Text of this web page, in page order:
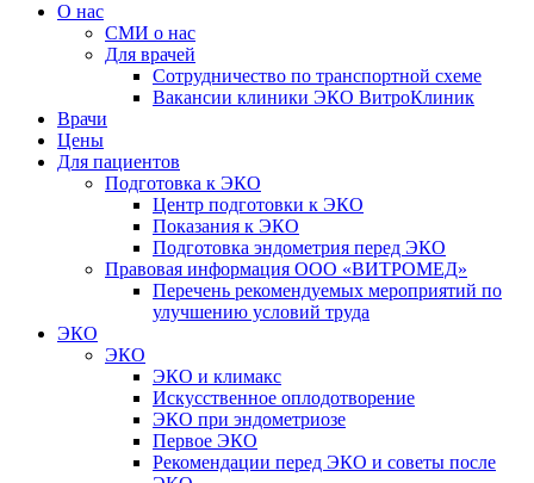
О нас
СМИ о нас
Для врачей
Сотрудничество по транспортной схеме
Вакансии клиники ЭКО ВитроКлиник
Врачи
Цены
Для пациентов
Подготовка к ЭКО
Центр подготовки к ЭКО
Показания к ЭКО
Подготовка эндометрия перед ЭКО
Правовая информация ООО «ВИТРОМЕД»
Перечень рекомендуемых мероприятий по
улучшению условий труда
ЭКО
ЭКО
ЭКО и климакс
Искусственное оплодотворение
ЭКО при эндометриозе
Первое ЭКО
Рекомендации перед ЭКО и советы после